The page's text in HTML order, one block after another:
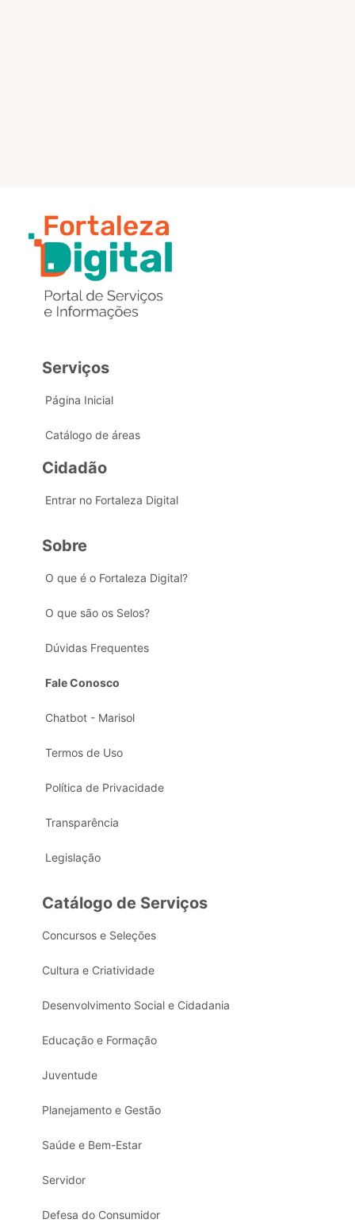
Serviços
Página Inicial
Catálogo de áreas
Cidadão
Entrar no Fortaleza Digital
Sobre
O que é o Fortaleza Digital?
O que são os Selos?
Dúvidas Frequentes
Fale Conosco
Chatbot - Marisol
Termos de Uso
Política de Privacidade
Transparência
Legislação
Catálogo de Serviços
Concursos e Seleções
Cultura e Criatividade
Desenvolvimento Social e Cidadania
Educação e Formação
Juventude
Planejamento e Gestão
Saúde e Bem-Estar
Servidor
Defesa do Consumidor